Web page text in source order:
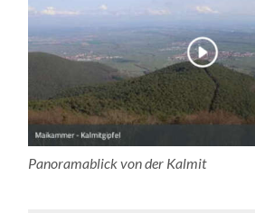
Panoramablick von der Kalmit